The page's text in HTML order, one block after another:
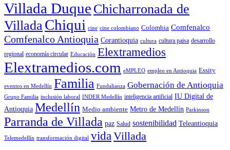
Villada Duque Chicharronada de
Villada Chiqui cine cine colombiano Colombia Comfenalco
Comfenalco Antioquia Corantioquia cultura cultura paisa desarrollo
regional economía circular Educación Elextramedios
Elextramedios.com eMPLEO empleo en Antioquia Essity
eventos en Medellín Familia Fundalianza Gobernación de Antioquia
Grupo Familia inclusión laboral INDER Medellín inteligencia artificial IU Digital de
Antioquia Medellín Medio ambiente Metro de Medellín Parkinson
Parranda de Villada paz Salud sostenibilidad Teleantioquia
Telemedellín transformación digital vida Villada